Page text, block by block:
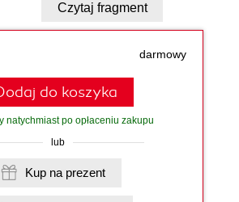
Czytaj fragment
darmowy
do koszyka
natychmiast po opłaceniu zakupu
lub
Kup na prezent